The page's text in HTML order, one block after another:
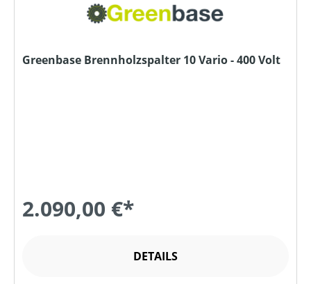
Greenbase Brennholzspalter 10 Vario - 400 Volt
2.090,00 €*
DETAILS